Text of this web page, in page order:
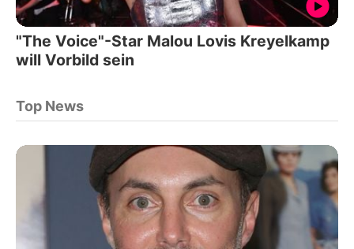
"The Voice"-Star Malou Lovis Kreyelkamp
will Vorbild sein
Top News